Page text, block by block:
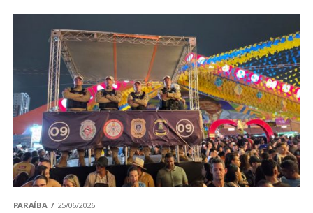
PARAÍBA 25/06/2026